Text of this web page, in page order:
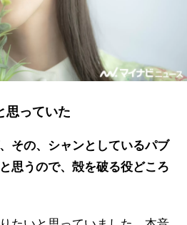
思っていた
その、シャンとしているパブ
思うので、殻を破る役どころ